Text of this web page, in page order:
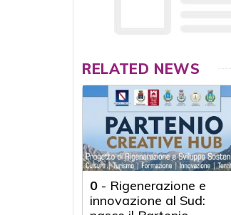
RELATED NEWS
0 - Rigenerazione e
innovazione al Sud: